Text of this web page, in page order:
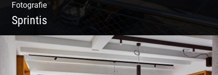
Fotografie
Sprintis
Wer will nicht dort arbeiten?